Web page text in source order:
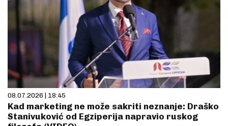
08.07.2026 | 18:45
Kad marketing ne može sakriti neznanje: Draško
Stanivuković od Egziperija napravio ruskog